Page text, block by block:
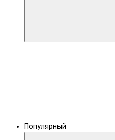
Популярный